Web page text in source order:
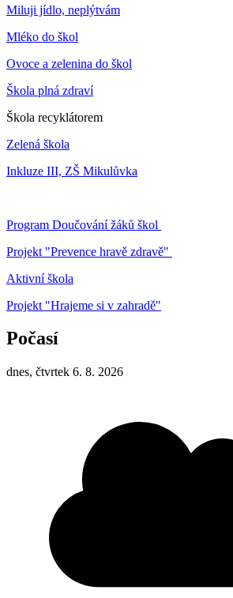
Miluji jídlo, neplýtvám
Mléko do škol
Ovoce a zelenina do škol
Škola plná zdraví
Škola recyklátorem
Zelená škola
Inkluze III, ZŠ Mikulůvka
Program Doučování žáků škol
Projekt "Prevence hravě zdravě"
Aktivní škola
Projekt "Hrajeme si v zahradě"
Počasí
dnes, čtvrtek 6. 8. 2026